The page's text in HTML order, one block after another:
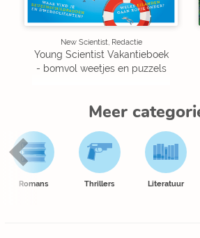
New Scientist, Redactie
Young Scientist Vakantieboek
- bomvol weetjes en puzzels
Meer
Romans Thrillers Literatuur